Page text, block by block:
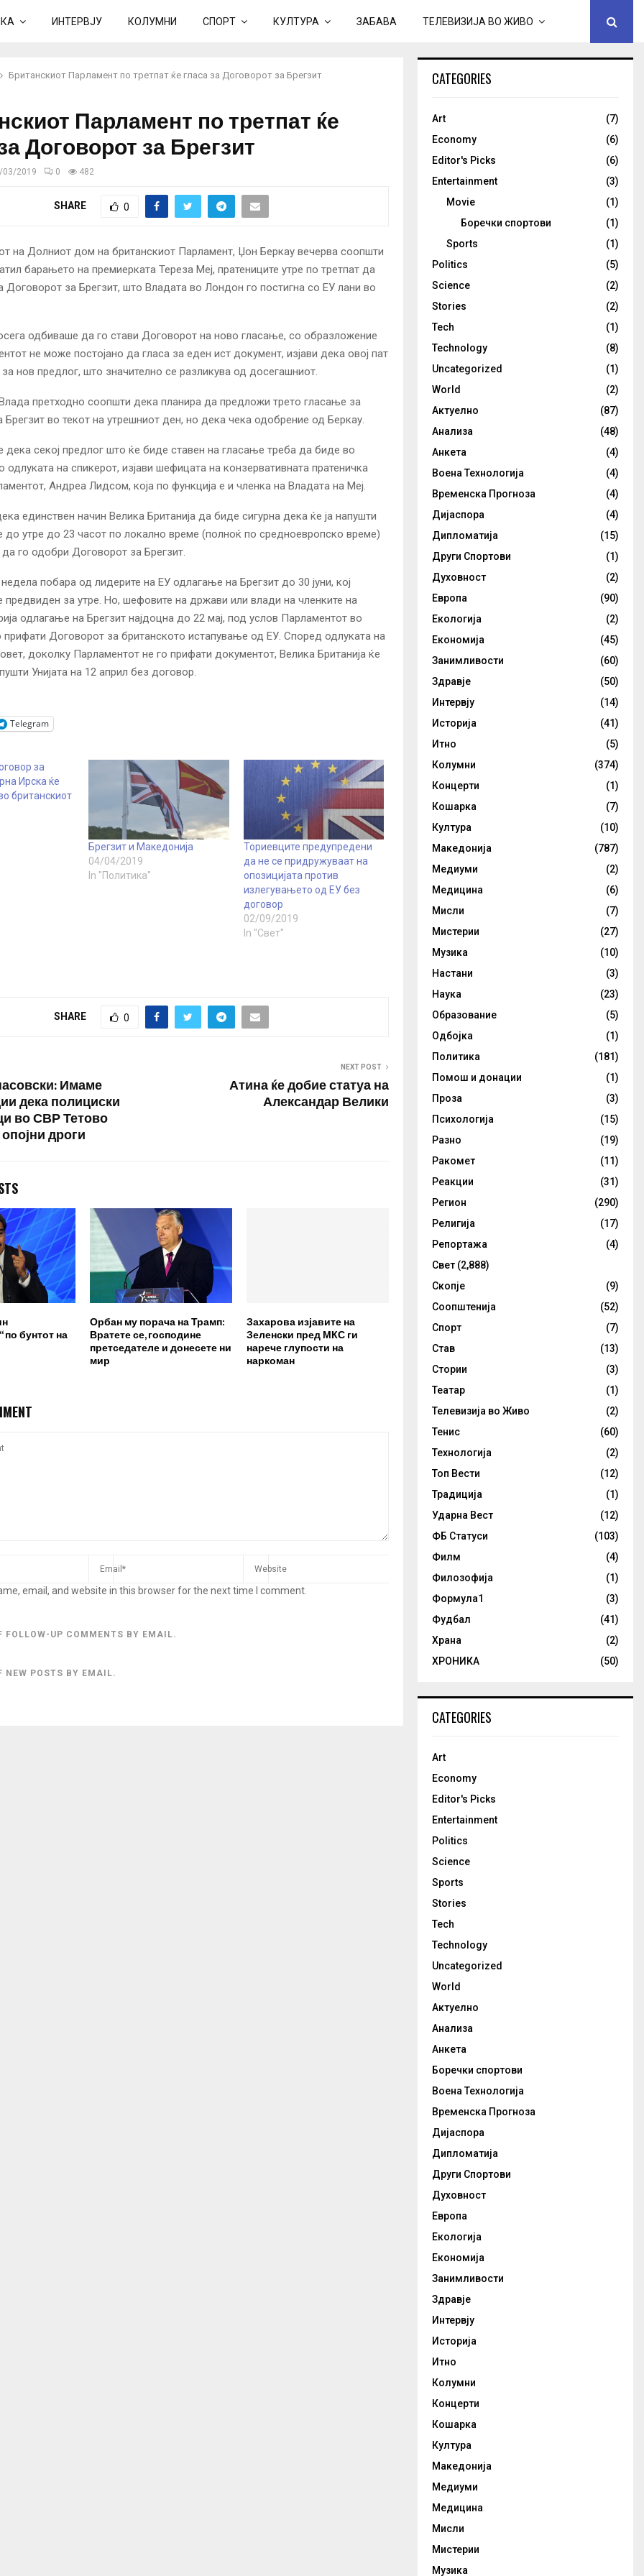
ИНТЕРВЈУ КОЛУМНИ СПОРТ КУЛТУРА ЗАБАВА ТЕЛЕВИЗИЈА ВО ЖИВО
Британскиот Парламент по третпат ќе гласа за Договорот за Брегзит
Парламент по третпат ќе
Договорот за Брегзит
03/2019 0 482
SHARE 0
на Долниот дом на британскиот Парламент, Џон Беркау вечерва соопшти
барањето на премиерката Тереза Меј, пратениците утре по третпат да
Договорот за Брегзит, што Владата во Лондон го постигна со ЕУ лани во
одбиваше да го стави Договорот на ново гласање, со образложение
не може постојано да гласа за еден ист документ, изјави дека овој пат
нов предлог, што значително се разликува од досегашниот.
претходно соопшти дека планира да предложи трето гласање за
Брегзит во текот на утрешниот ден, но дека чека одобрение од Беркау.
дека секој предлог што ќе биде ставен на гласање треба да биде во
одлуката на спикерот, изјави шефицата на конзервативната пратеничка
Андреа Лидсом, која по функција е и членка на Владата на Меј.
единствен начин Велика Британија да биде сигурна дека ќе ја напушти
до утре до 23 часот по локално време (полноќ по средноевропско време)
го одобри Договорот за Брегзит.
побара од лидерите на ЕУ одлагање на Брегзит до 30 јуни, кој
предвиден за утре. Но, шефовите на држави или влади на членките на
одлагање на Брегзит најдоцна до 22 мај, под услов Парламентот во
Договорот за британското истапување од ЕУ. Според одлуката на
доколку Парламентот не го прифати документот, Велика Британија ќе
Унијата на 12 април без договор.
Telegram
за
Ирска ќе
британскиот
Брегзит и Македонија
04/04/2019
In "Политика"
Ториевците предупредени
да не се придружуваат на
опозицијата против
излегувањето од ЕУ без
договор
02/09/2019
In "Свет"
SHARE 0
Имаме
дека полициски
во СВР Тетово
дроги
NEXT POST
Атина ќе добие статуа на
Александар Велики
по бунтот на
Орбан му порача на Трамп:
Вратете се, господине
претседателе и донесете ни
мир
Захарова изјавите на
Зеленски пред МКС ги
нарече глупости на
наркоман
email, and website in this browser for the next time I comment.
FOLLOW-UP COMMENTS BY EMAIL.
NEW POSTS BY EMAIL.
CATEGORIES
Art
(7)
Economy
(6)
Editor's Picks
(6)
Entertainment
(3)
Movie
(1)
Боречки спортови
(1)
Sports
(1)
Politics
(5)
Science
(2)
Stories
(2)
Tech
(1)
Technology
(8)
Uncategorized
(1)
World
(2)
Актуелно
(87)
Анализа
(48)
Анкета
(4)
Воена Технологија
(4)
Временска Прогноза
(4)
Дијаспора
(4)
Дипломатија
(15)
Други Спортови
(1)
Духовност
(2)
Европа
(90)
Екологија
(2)
Економија
(45)
Занимливости
(60)
Здравје
(50)
Интервју
(14)
Историја
(41)
Итно
(5)
Колумни
(374)
Концерти
(1)
Кошарка
(7)
Култура
(10)
Македонија
(787)
Медиуми
(2)
Медицина
(6)
Мисли
(7)
Мистерии
(27)
Музика
(10)
Настани
(3)
Наука
(23)
Образование
(5)
Одбојка
(1)
Политика
(181)
Помош и донации
(1)
Проза
(3)
Психологија
(15)
Разно
(19)
Ракомет
(11)
Реакции
(31)
Регион
(290)
Религија
(17)
Репортажа
(4)
Свет (2,888)
Скопје
(9)
Соопштенија
(52)
Спорт
(7)
Став
(13)
Стории
(3)
Театар
(1)
Телевизија во Живо
(2)
Тенис
(60)
Технологија
(2)
Топ Вести
(12)
Традиција
(1)
Ударна Вест
(12)
ФБ Статуси
(103)
Филм
(4)
Филозофија
(1)
Формула1
(3)
Фудбал
(41)
Храна
(2)
ХРОНИКА
(50)
CATEGORIES
Art
Economy
Editor's Picks
Entertainment
Politics
Science
Sports
Stories
Tech
Technology
Uncategorized
World
Актуелно
Анализа
Анкета
Боречки спортови
Воена Технологија
Временска Прогноза
Дијаспора
Дипломатија
Други Спортови
Духовност
Европа
Екологија
Економија
Занимливости
Здравје
Интервју
Историја
Итно
Колумни
Концерти
Кошарка
Култура
Македонија
Медиуми
Медицина
Мисли
Мистерии
Музика